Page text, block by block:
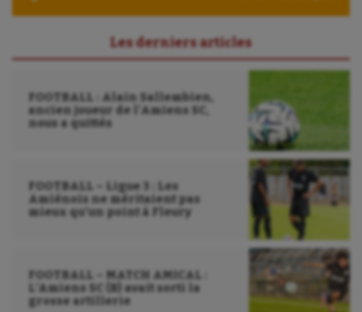
Les derniers articles
FOOTBALL : Alain Sallembien,
ancien joueur de l’Amiens SC,
nous a quittés
FOOTBALL – Ligue 3 : Les
Amiénois ne méritaient pas
mieux qu’un point à Fleury
FOOTBALL – MATCH AMICAL :
L’Amiens SC (B) avait sorti la
grosse artillerie